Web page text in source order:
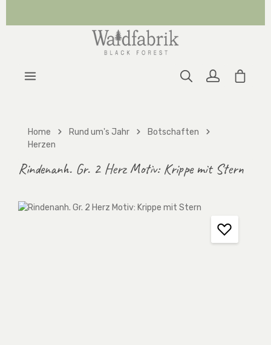
Home Rund um's Jahr
Botschaften
Herzen
Rindenanh. Gr. 2 Herz Motiv: Krippe mit Stern
Bildergalerie überspringen